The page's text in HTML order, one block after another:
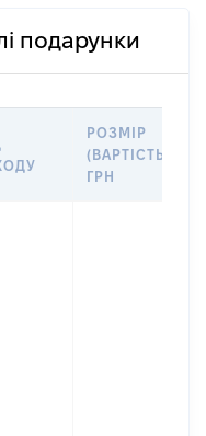
подарунки
РОЗМІР
(ВАРТІСТЬ),
ГРН